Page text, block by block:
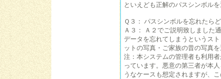
といえども正解のパスシンボル
Ｑ３： パスシンボルを忘れたら
Ａ３： Ａ２でご説明致しました
データを忘れてしまうというス
ットの写真・ご家族の昔の写真
注：本システムの管理者も利用
っています。悪意の第三者が本
うなケースも想定されますが、